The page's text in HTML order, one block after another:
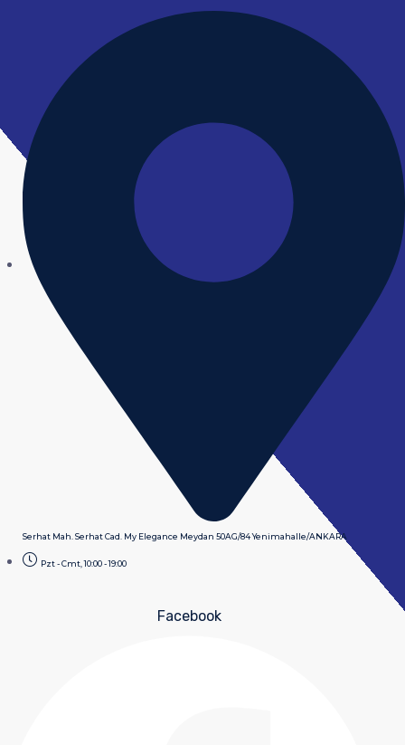
Serhat Mah. Serhat Cad. My Elegance Meydan 50AG/84 Yenimahalle/ANKARA
Pzt - Cmt, 10:00 - 19:00
Facebook